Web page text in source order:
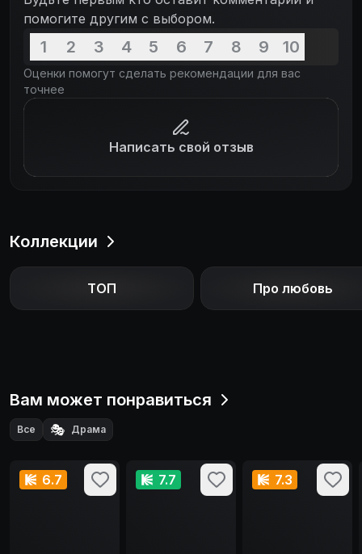
помогите другим с выбором.
1 2 3 4 5 6 7 8 9 10
Оценки помогут сделать рекомендации для вас
точнее
Написать свой отзыв
Коллекции
ТОП Про любовь
Вам может понравиться
Все 🎭 Драма
6.7 7.7 7.3